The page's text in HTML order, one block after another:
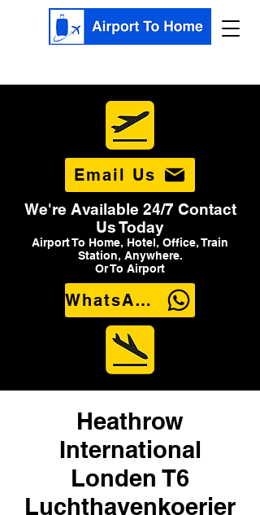
Email Us
We're Available 24/7 Contact
Us Today
Airport To Home, Hotel, Office, Train
Station, Anywhere.
Or To Airport
WhatsApp Us
Heathrow
International
Londen T6
Luchthavenkoerier